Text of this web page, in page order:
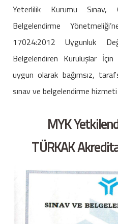
Yeterlilik Kurumu Sınav,
Belgelendirme
17024:2012 Uygunluk
Belgelendiren Kuruluşlar
uygun olarak bağımsız,
sınav ve belgelendirme
MYK
TÜRKAK